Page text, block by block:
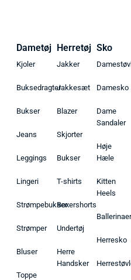
Dametøj
Kjoler
Buksedragter
Bukser
Jeans
Leggings
Lingeri
Strømpebukser
Strømper
Bluser
Toppe
Herretøj
Jakker
Jakkesæt
Blazer
Skjorter
Bukser
T-shirts
Boxershorts
Undertøj
Herre
Handsker
Sko
Damesko
Dame
Sandaler
Høje
Hæle
Kitten
Heels
Herresko